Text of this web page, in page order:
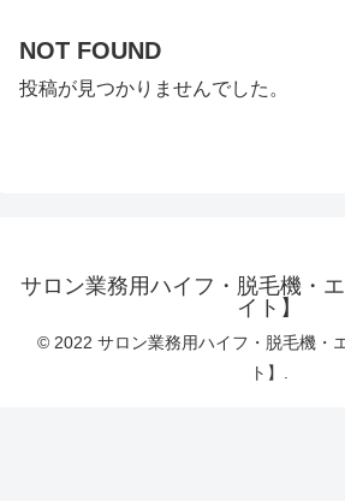
NOT FOUND
投稿が見つかりませんでした。
サロン業務用ハイフ・脱毛機・
イト】
© 2022 サロン業務用ハイフ・脱毛機・
ト】.